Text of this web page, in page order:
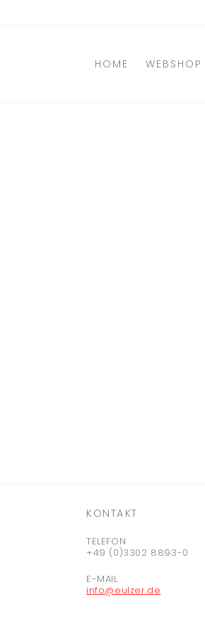
HOME WEBSHOP
KONTAKT
TELEFON
+49 (0)3302 8893-0
E-MAIL
info@eulzer.de